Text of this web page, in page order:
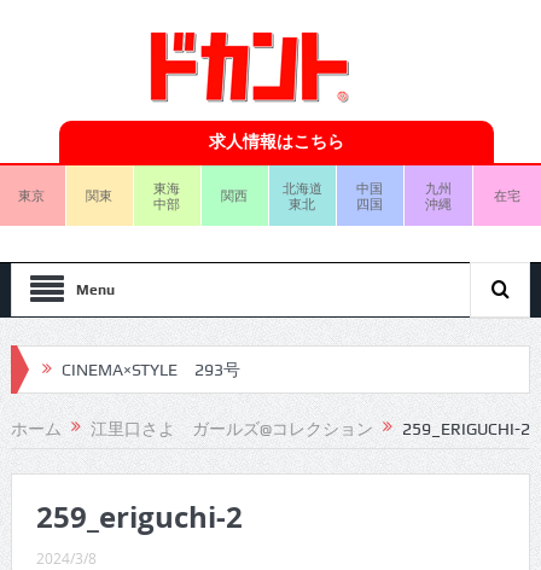
求人情報はこちら
東京 関東
東海
中部
関西
北海道
東北
中国
四国
九州
沖縄
在宅
Menu
CINEMA×STYLE 293号
CINEMA×STYLE 292号
CINEMA×STYLE 291号
CINEMA×STYLE 290号
CINEMA×STYLE 289号
ホーム 江里口さよ ガールズ@コレクション 259_ERIGUCHI-2
259_eriguchi-2
2024/3/8